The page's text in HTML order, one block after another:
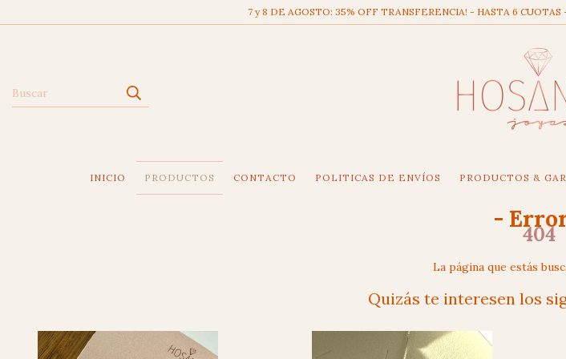
7 y 8 DE AGOSTO: 35% OFF TRANSFERENCIA! - HASTA 6
INICIO PRODUCTOS CONTACTO POLITICAS DE ENVÍOS PRODUCTOS &
-
404
La página que estás
Quizás te interesen los